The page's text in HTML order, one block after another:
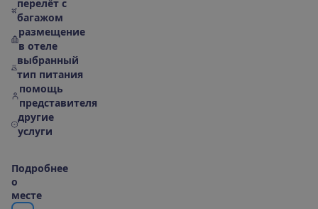
перелёт с
багажом
размещение
в отеле
выбранный
тип питания
помощь
представителя
другие
услуги
Подробнее
о
месте